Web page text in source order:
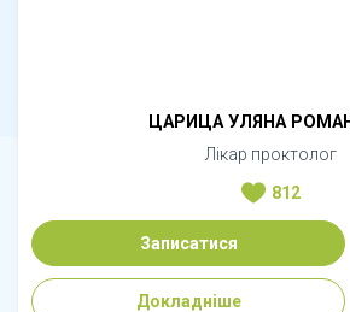
ЦАРИЦА УЛЯНА
Лікар проктолог
812
Записатися
Докладніше